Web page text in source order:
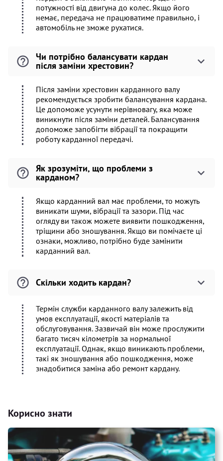
потужності від двигуна до колес. Якщо його
немає, передача не працюватиме правильно, і
автомобіль не зможе рухатися.
Чи потрібно балансувати кардан
після заміни хрестовин?
Після заміни хрестовин карданного валу
рекомендується зробити балансування кардана.
Це допоможе усунути нерівновагу, яка може
виникнути після заміни деталей. Балансування
допоможе запобігти вібрації та покращити
роботу карданної передачі.
Як зрозуміти, що проблеми з
карданом?
Якщо карданний вал має проблеми, то можуть
виникати шуми, вібрації та зазори. Під час
огляду ви також можете виявити пошкодження,
тріщини або зношування. Якщо ви помічаєте ці
ознаки, можливо, потрібно буде замінити
карданний вал.
Скільки ходить кардан?
Термін служби карданного валу залежить від
умов експлуатації, якості матеріалів та
обслуговування. Зазвичай він може прослужити
багато тисяч кілометрів за нормальної
експлуатації. Однак, якщо виникають проблеми,
такі як зношування або пошкодження, може
знадобитися заміна або ремонт кардану.
Корисно знати